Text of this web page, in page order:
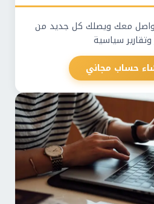
معك ويصلك كل جديد من
وتقارير سياسية
حساب مجاني